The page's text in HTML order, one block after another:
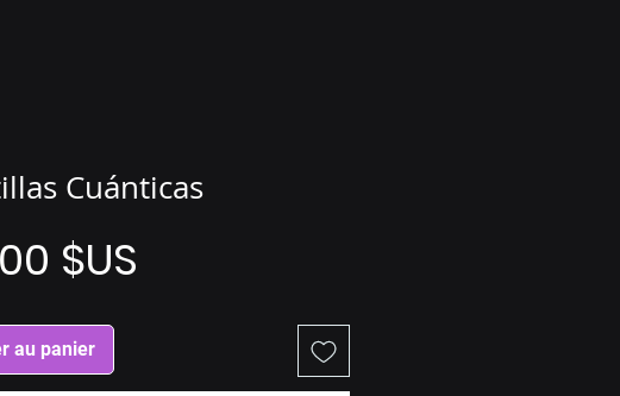
Cuánticas
$US
au panier